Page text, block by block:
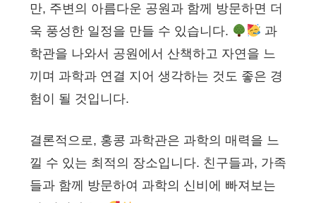
만, 주변의 아름다운 공원과 함께 방문하면 더
욱 풍성한 일정을 만들 수 있습니다.
과
학관을 나와서 공원에서 산책하고 자연을 느
끼며 과학과 연결 지어 생각하는 것도 좋은 경
험이 될 것입니다.
결론적으로, 홍콩 과학관은 과학의 매력을 느
낄 수 있는 최적의 장소입니다. 친구들과, 가족
들과 함께 방문하여 과학의 신비에 빠져보는